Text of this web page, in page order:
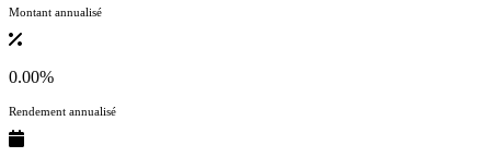
Montant annualisé
0.00%
Rendement annualisé